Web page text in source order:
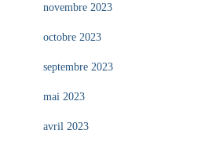
novembre 2023
octobre 2023
septembre 2023
mai 2023
avril 2023